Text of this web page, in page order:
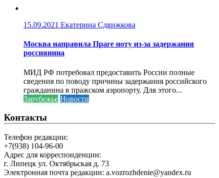
15.09.2021 Екатерина Сдвижкова
Москва направила Праге ноту из-за задержания
россиянина
МИД РФ потребовал предоставить России полные
сведения по поводу причины задержания российского
гражданина в пражском аэропорту. Для этого...
Зарубежье Новости
Контакты
Телефон редакции:
+7(938) 104-96-00
Адрес для корреспонденции:
г. Липецк ул. Октябрьская д. 73
Электронная почта редакции: a.vozrozhdenie@yandex.ru